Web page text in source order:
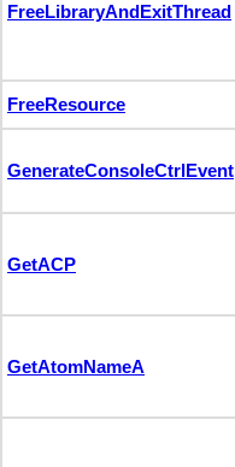
FreeLibraryAndExitThread
FreeResource
GenerateConsoleCtrlEvent
GetACP
GetAtomNameA